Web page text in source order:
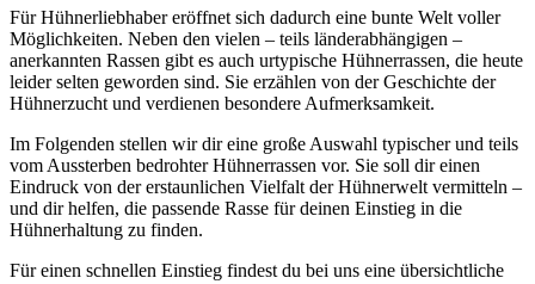
Für Hühnerliebhaber eröffnet sich dadurch eine bunte Welt voller
Möglichkeiten. Neben den vielen – teils länderabhängigen –
anerkannten Rassen gibt es auch urtypische Hühnerrassen, die heute
leider selten geworden sind. Sie erzählen von der Geschichte der
Hühnerzucht und verdienen besondere Aufmerksamkeit.
Im Folgenden stellen wir dir eine große Auswahl typischer und teils
vom Aussterben bedrohter Hühnerrassen vor. Sie soll dir einen
Eindruck von der erstaunlichen Vielfalt der Hühnerwelt vermitteln –
und dir helfen, die passende Rasse für deinen Einstieg in die
Hühnerhaltung zu finden.
Für einen schnellen Einstieg findest du bei uns eine übersichtliche